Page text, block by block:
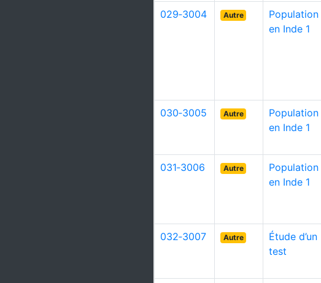
029‑3004 Autre
Population
en Inde 1
030‑3005 Autre
Population
en Inde 1
031‑3006 Autre
Population
en Inde 1
032‑3007 Autre
Étude d’un
test